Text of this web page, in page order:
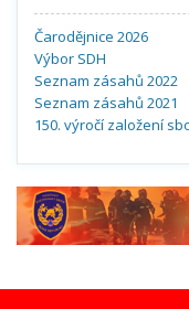
Čarodějnice 2026
Výbor SDH
Seznam zásahů 2022
Seznam zásahů 2021
150. výročí založení